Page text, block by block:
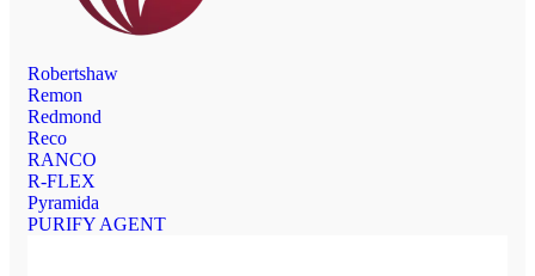
Robertshaw
Remon
Redmond
Reco
RANCO
R-FLEX
Pyramida
PURIFY AGENT